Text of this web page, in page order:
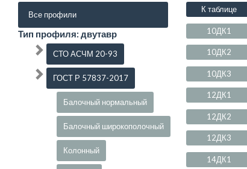
К таблице
10ДК1
10ДК2
10ДК3
12ДК1
12ДК2
12ДК3
14ДК1
Все профили
Тип профиля: двутавр
СТО АСЧМ 20-93
ГОСТ Р 57837-2017
Балочный нормальный
Балочный широкополочный
Колонный